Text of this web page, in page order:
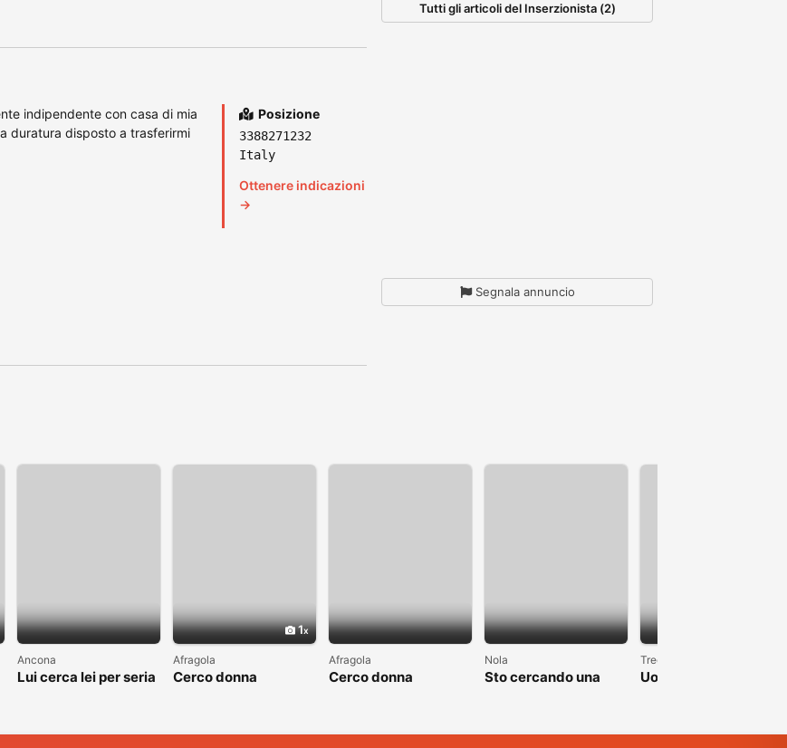
indipendente con casa di mia
duratura disposto a trasferirmi
Posizione
3388271232
Italy
Ottenere indicazioni
→
Tutti gli articoli del Inserzionista (2)
Segnala annuncio
Ancona
Lui cerca lei per seria
1
Afragola
Cerco donna
Afragola
Cerco donna
Nola
Sto cercando una
Trecate
Uomo single alto 1.90